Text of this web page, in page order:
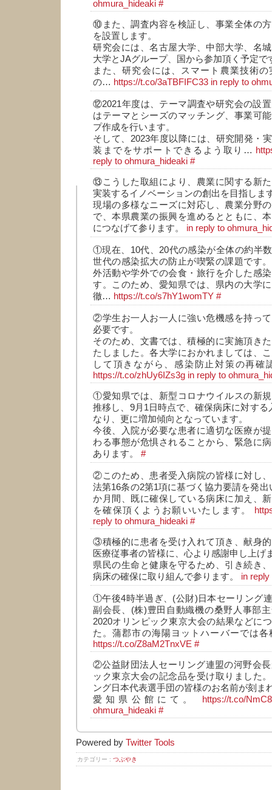
ohmura_hideaki #
⑩また、調査内容を検証し、事業全体の
を設置します。
研究会には、名古屋大学、中部大学、名
大学とJAグループ、国から参加頂く予定で
また、研究会には、スマート農業技術
の… https://t.co/3aTBFIFC33 in reply to
⑫2021年度は、テーマ調査や研究会の設
はテーマとシーズのマッチング、事業可
プ作成を行います。
そして、2023年度以降には、研究開発・
装までをサポートできるよう取り…
reply to ohmura_hideaki #
⑬こうした取組により、農業に関する新
実装するイノベーションの創出を目指しま
現場の多様なニーズに対応し、農業分野
で、本県農業の振興を進めるとともに、
につなげて参ります。 in reply to
①現在、10代、20代の感染が全体の約半
世代の感染拡大の防止が喫緊の課題です
外活動や学外での会食・旅行を介した感
す。このため、愛知県では、県内の大学
徹… https://t.co/s7hY1womTY #
②学生お一人お一人に強い危機感を持っ
必要です。
そのため、文書では、積極的に実施頂き
たしました。各大学におかれましては、
して頂きながら、感染防止対策の再
https://t.co/zhUy6IZs3g in reply to
①愛知県では、新型コロナウイルスの新
推移し、9月1日時点で、確保病床に対する
なり、更に増加傾向となっています。
今後、入院が必要な患者に適切な医療が
わる事態が危惧されることから、緊急に
あります。 #
②このため、患者受入病院の皆様に対し
法第16条の2第1項に基づく協力要請を発
か月間、既に確保している病床に加え、
を確保頂くようお願いいたします。
reply to ohmura_hideaki #
③積極的に患者を受け入れて頂き、献身
医療従事者の皆様に、心より感謝申し上げ
県民の生命と健康を守るため、引き続き
病床の確保に取り組んで参ります。 in
①午後4時半過ぎ、(公財)日本セーリング
副会長、(株)豊田自動織機の桑野人事部
2020オリンピック東京大会の結果などに
た。蒲郡市の海陽ヨットハーバーでは
https://t.co/Z8aM2TnxVE #
②公益財団法人セーリング連盟の河野会
ック東京大会の記念品を受け取りました
ング日本代表選手団の皆様のお名前が刻ま
愛知県公館にて。
https://t.co/
ohmura_hideaki #
Powered by Twitter Tools
カテゴリー : つぶやき